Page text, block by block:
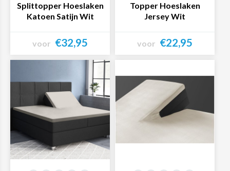
Splittopper Hoeslaken
Katoen Satijn Wit
voor €32,95
Topper Hoeslaken
Jersey Wit
voor €22,95